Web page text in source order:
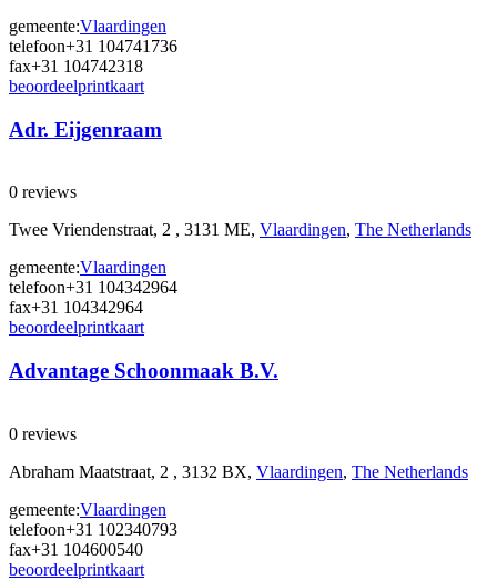
gemeente:Vlaardingen
telefoon+31 104741736
fax+31 104742318
beoordeelprintkaart
Adr. Eijgenraam
0 reviews
Twee Vriendenstraat, 2 , 3131 ME, Vlaardingen, The Netherlands
gemeente:Vlaardingen
telefoon+31 104342964
fax+31 104342964
beoordeelprintkaart
Advantage Schoonmaak B.V.
0 reviews
Abraham Maatstraat, 2 , 3132 BX, Vlaardingen, The Netherlands
gemeente:Vlaardingen
telefoon+31 102340793
fax+31 104600540
beoordeelprintkaart